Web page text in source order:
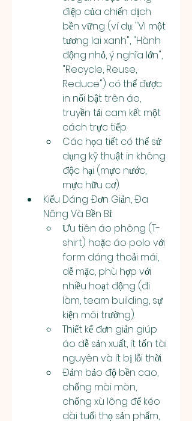
điệp của chiến dịch
bền vững (ví dụ: "Vì một
tương lai xanh", "Hành
động nhỏ, ý nghĩa lớn",
"Recycle, Reuse,
Reduce") có thể được
in nổi bật trên áo,
truyền tải cam kết một
cách trực tiếp.
Các họa tiết có thể sử
dụng kỹ thuật in không
độc hại (mực nước,
mực hữu cơ).
Kiểu Dáng Đơn Giản, Đa
Năng Và Bền Bỉ:
Ưu tiên áo phông (T-
shirt) hoặc áo polo với
form dáng thoải mái,
dễ mặc, phù hợp với
nhiều hoạt động (đi
làm, team building, sự
kiện môi trường).
Thiết kế đơn giản giúp
áo dễ sản xuất, ít tốn tài
nguyên và ít bị lỗi thời.
Đảm bảo độ bền cao,
chống mài mòn,
chống xù lông để kéo
dài tuổi thọ sản phẩm,